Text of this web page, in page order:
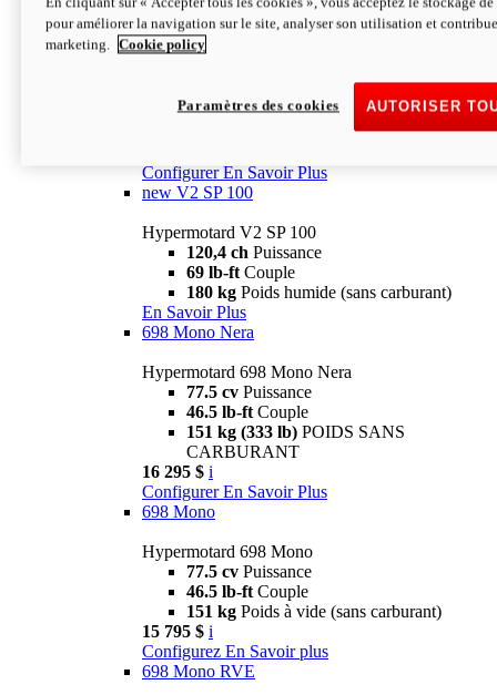
Configurer En Savoir Plus
newV2 SP
69 lb-ftCouple
Poids humide (sans carburant)
Configurer En Savoir Plus
new V2 SP 100
Hypermotard V2 SP 100
120,4 ch Puissance
69 lb-ft Couple
180 kg Poids humide (sans carburant)
En Savoir Plus
698 Mono Nera
Hypermotard 698 Mono Nera
77.5 cv Puissance
46.5 lb-ft Couple
151 kg (333 lb) POIDS SANS
CARBURANT
16 295 $ i
Configurer En Savoir Plus
698 Mono
Hypermotard 698 Mono
77.5 cv Puissance
46.5 lb-ft Couple
151 kg Poids à vide (sans carburant)
15 795 $ i
Configurez En Savoir plus
698 Mono RVE
pour améliorer la navigation sur le site, analyser son utilisation et
marketing.
Cookie policy
AUTORISER
Paramètres des cookies